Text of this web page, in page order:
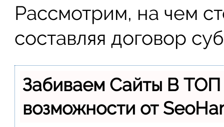
Рассмотрим, на чем
составляя договор
Забиваем Сайты В
возможности от